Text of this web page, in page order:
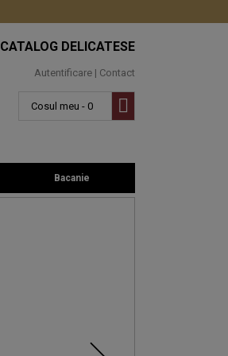
CATALOG DELICATESE
Autentificare | Contact
Cosul meu - 0
Bacanie